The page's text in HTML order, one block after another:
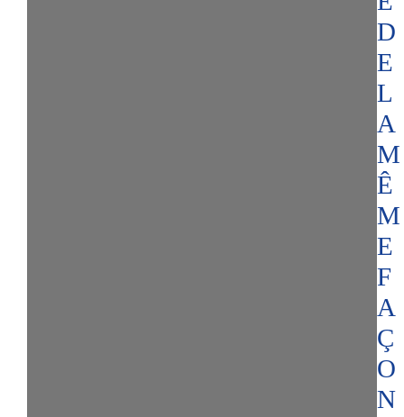
D
E
L
A
M
Ê
M
E
F
A
Ç
O
N